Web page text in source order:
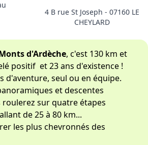
4 B rue St Joseph - 07160 LE
CHEYLARD
d'Ardèche, c'est 130 km et
positif et 23 ans d'existence !
d'aventure, seul ou en équipe.
et descentes
sur quatre étapes
de 25 à 80 km...
les plus chevronnés des